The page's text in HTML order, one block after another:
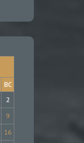
ВС
2
9
16